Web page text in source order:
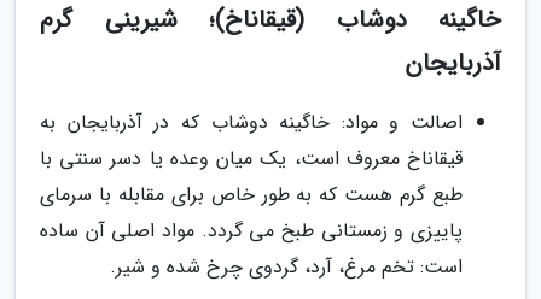
خاگینه دوشاب (قیقاناخ)؛ شیرینی گرم
آذربایجان
اصالت و مواد: خاگینه دوشاب که در آذربایجان به
قیقاناخ معروف است، یک میان وعده یا دسر سنتی با
طبع گرم هست که به طور خاص برای مقابله با سرمای
پاییزی و زمستانی طبخ می گردد. مواد اصلی آن ساده
است: تخم مرغ، آرد، گردوی چرخ شده و شیر.